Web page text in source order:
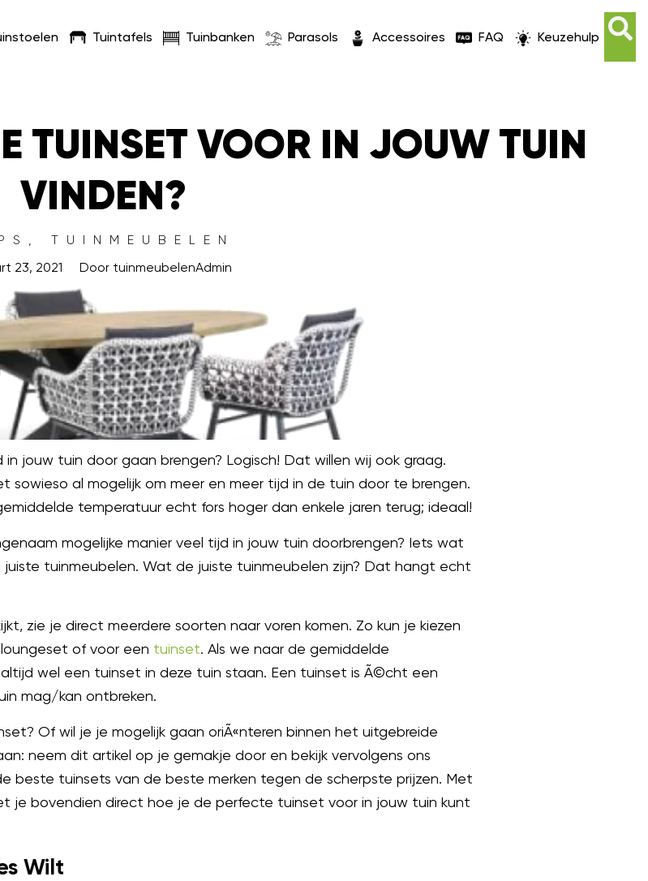
Tuintafels Tuinbanken Parasols Accessoires FAQ Keuzehulp
TUINSET VOOR IN JOUW TUIN
VINDEN?
, TUINMEUBELEN
23, 2021
DoortuinmeubelenAdmin
jouw tuin door gaan brengen? Logisch! Dat willen wij ook graag.
sowieso al mogelijk om meer en meer tijd in de tuin door te brengen.
temperatuur echt fors hoger dan enkele jaren terug; ideaal!
mogelijke manier veel tijd in jouw tuin doorbrengen? Iets wat
tuinmeubelen. Wat de juiste tuinmeubelen zijn? Dat hangt echt
zie je direct meerdere soorten naar voren komen. Zo kun je kiezen
of voor een tuinset. Als we naar de gemiddelde
wel een tuinset in deze tuin staan. Een tuinset is Ã©cht een
mag/kan ontbreken.
Of wil je je mogelijk gaan oriÃ«nteren binnen het uitgebreide
neem dit artikel op je gemakje door en bekijk vervolgens ons
beste tuinsets van de beste merken tegen de scherpste prijzen. Met
je bovendien direct hoe je de perfecte tuinset voor in jouw tuin kunt
Wilt